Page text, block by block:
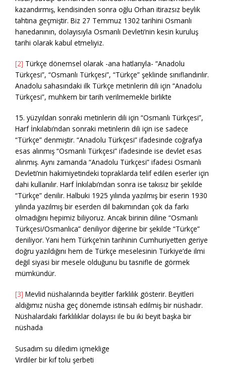
kazandırmış, kendisinden sonra oğlu Orhan itirazsız beylik
tahtına geçmiştir. Biz 27 Temmuz 1302 tarihini Osmanlı
hanedanının, dolayısıyla Osmanlı Devleti’nin kesin kuruluş
tarihi olarak kabul etmeliyiz.
[2] Türkçe dönemsel olarak -ana hatlarıyla- “Anadolu
Türkçesi”, “Osmanlı Türkçesi”, “Türkçe” şeklinde sınıflandırılır.
Anadolu sahasındaki ilk Türkçe metinlerin dili için “Anadolu
Türkçesi”, muhkem bir tarih verilmemekle birlikte
15. yüzyıldan sonraki metinlerin dili için “Osmanlı Türkçesi”,
Harf İnkılabı’ndan sonraki metinlerin dili için ise sadece
“Türkçe” denmiştir. “Anadolu Türkçesi” ifadesinde coğrafya
esas alınmış “Osmanlı Türkçesi” ifadesinde ise devlet esas
alınmış. Aynı zamanda “Anadolu Türkçesi” ifadesi Osmanlı
Devleti’nin hakimiyetindeki topraklarda telif edilen eserler için
dahi kullanılır. Harf İnkılabı’ndan sonra ise takısız bir şekilde
“Türkçe” denilir. Halbuki 1925 yılında yazılmış bir eserin 1930
yılında yazılmış bir eserden dil bakımından çok da farkı
olmadığını hepimiz biliyoruz. Ancak birinin diline “Osmanlı
Türkçesi/Osmanlıca” deniliyor diğerine bir şekilde “Türkçe”
deniliyor. Yani hem Türkçe’nin tarihinin Cumhuriyetten geriye
doğru yazıldığını hem de Türkçe meselesinin Türkiye’de ilmi
değil siyasi bir mesele olduğunu bu tasnifle de görmek
mümkündür.
[3] Mevlid nüshalarında beyitler farklılık gösterir. Beyitleri
aldığımız nüsha geç dönemde istinsah edilmiş bir nüshadır.
Nüshalardaki farklılıklar dolayısı ile bu iki beyit başka bir
nüshada
Susadım su diledim içmeklige
Virdiler bir kıf tolu şerbeti